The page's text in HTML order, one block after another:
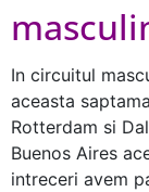
In circuitul
aceasta
Rotterdam si
Buenos Aires
intreceri avem